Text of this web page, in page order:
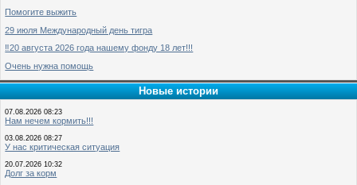
Помогите выжить
29 июля Международный день тигра
‼️20 августа 2026 года нашему фонду 18 лет!!!
Очень нужна помощь
Новые истории
07.08.2026 08:23
Нам нечем кормить!!!
03.08.2026 08:27
У нас критическая ситуация
20.07.2026 10:32
Долг за корм